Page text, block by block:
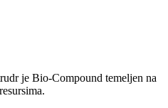
je Bio-Compound temeljen na